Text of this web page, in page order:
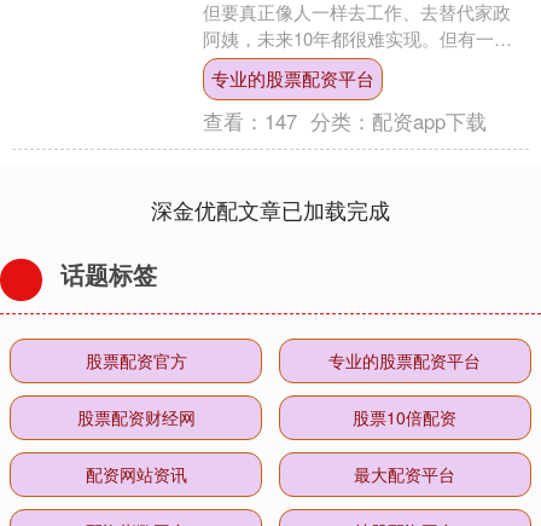
但要真正像人一样去工作、去替代家政
阿姨，未来10年都很难实现。但有一点
大家公认，就是人机协同进入家庭将是
很快要发生的场景。....
专业的股票配资平台
查看： 147 分类： 配资app下载
深金优配文章已加载完成
话题标签
股票配资官方 专业的股票配资平台
股票配资财经网 股票10倍配资
配资网站资讯 最大配资平台